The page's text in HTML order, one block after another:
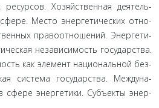
ресурсов. Хозяйственная деятель­
Место энергетических отно­
правоотношений. Энергети­
независимость государства.
как элемент национальной без­
система государства. Междуна­
сфере энергетики. Субъекты энер­